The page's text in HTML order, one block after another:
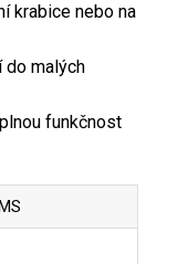
krabice nebo na
do malých
funkčnost